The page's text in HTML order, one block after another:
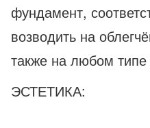
фундамент,
возводить на
также на любом типе
ЭСТЕТИКА: